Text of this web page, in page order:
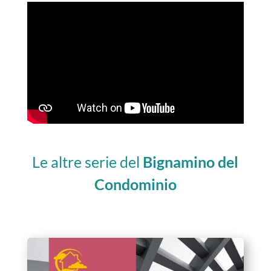
Le altre serie del Bignamino del
Condominio